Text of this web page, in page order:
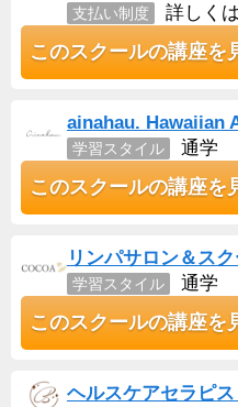
支払い制度 詳しく
このスクールの講座を
ainahau. Hawaiian
学習スタイル 通学
このスクールの講座を
リンパサロン＆ス
学習スタイル 通学
このスクールの講座を
ヘルスケアセラピ